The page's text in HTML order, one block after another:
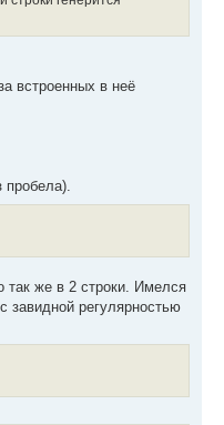
встроенных в неё
пробела).
так же в 2 строки. Имелся
завидной регулярностью